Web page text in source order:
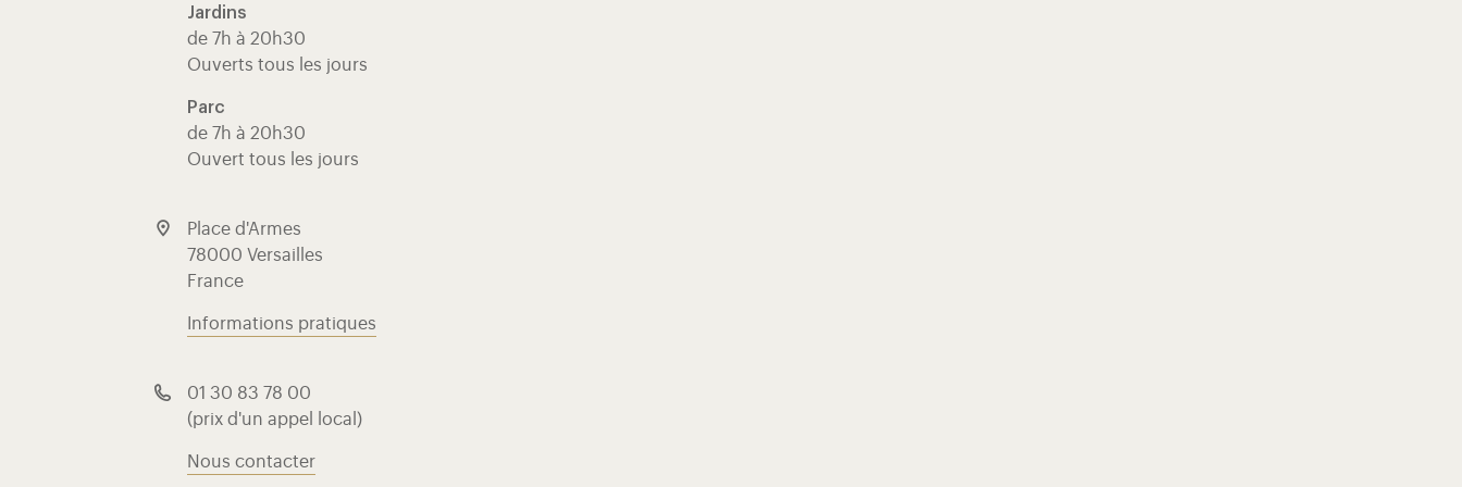
Jardins
de 7h à 20h30
Ouverts tous les jours
Parc
de 7h à 20h30
Ouvert tous les jours
Place d'Armes
78000 Versailles
France
Informations pratiques
01 30 83 78 00
(prix d'un appel local)
Nous contacter